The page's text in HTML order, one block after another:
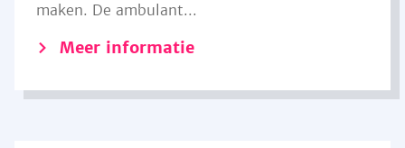
maken. De ambulant...
Meer informatie